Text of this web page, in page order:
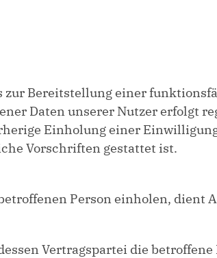
zur Bereitstellung einer
Daten unserer Nutzer erfolgt
Einholung einer
Vorschriften gestattet ist.
Person einholen, dient
Vertragspartei die betroffene